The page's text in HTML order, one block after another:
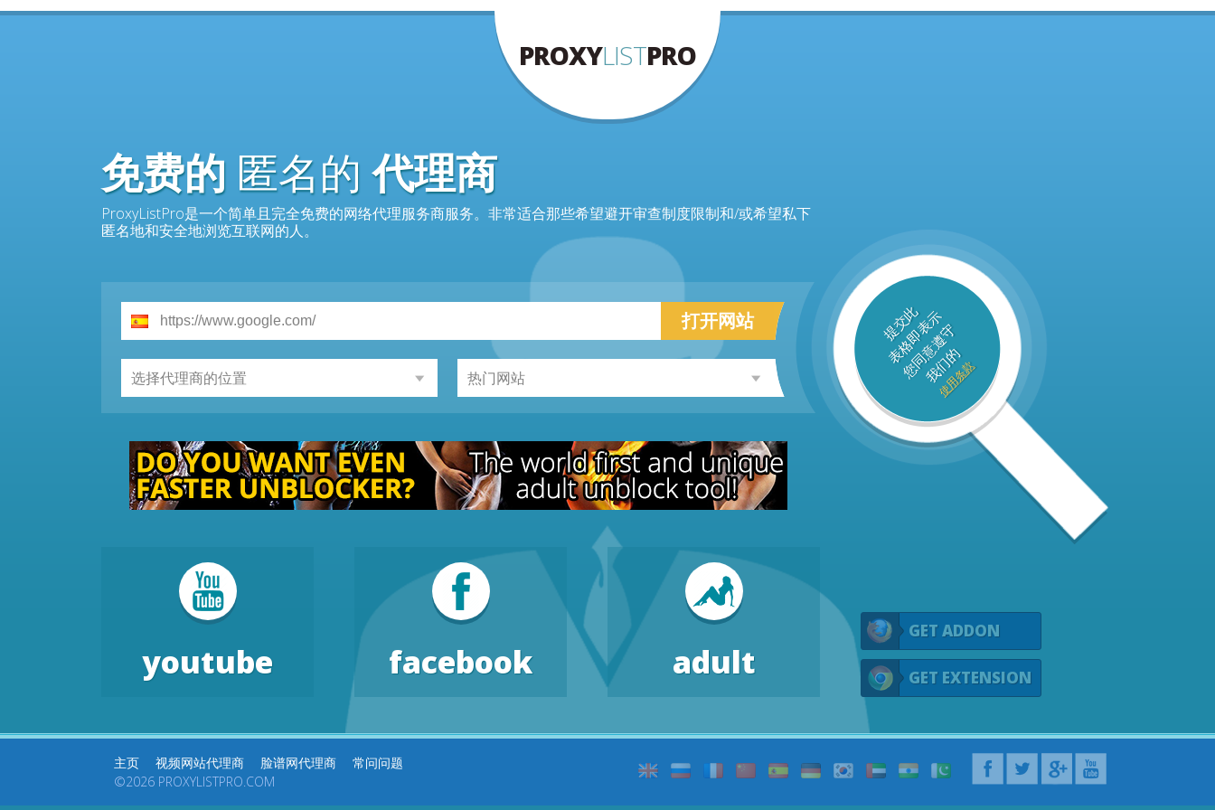
PROXYLISTPRO
免费的 匿名的代理商
ProxyListPro是一个简单且完全免费的网络代理服务商服务。非常适合那些希望避开审查制度限制和/或希望私下
匿名地和安全地浏览互联网的人。
打开网站
选择代理商的位置 热门网站
提交此
表格即表示
您同意遵守
我们的
使用条款
youtube facebook adult
GET ADDON
GET EXTENSION
主页 视频网站代理商 脸谱网代理商
常问问题
©2026 PROXYLISTPRO.COM